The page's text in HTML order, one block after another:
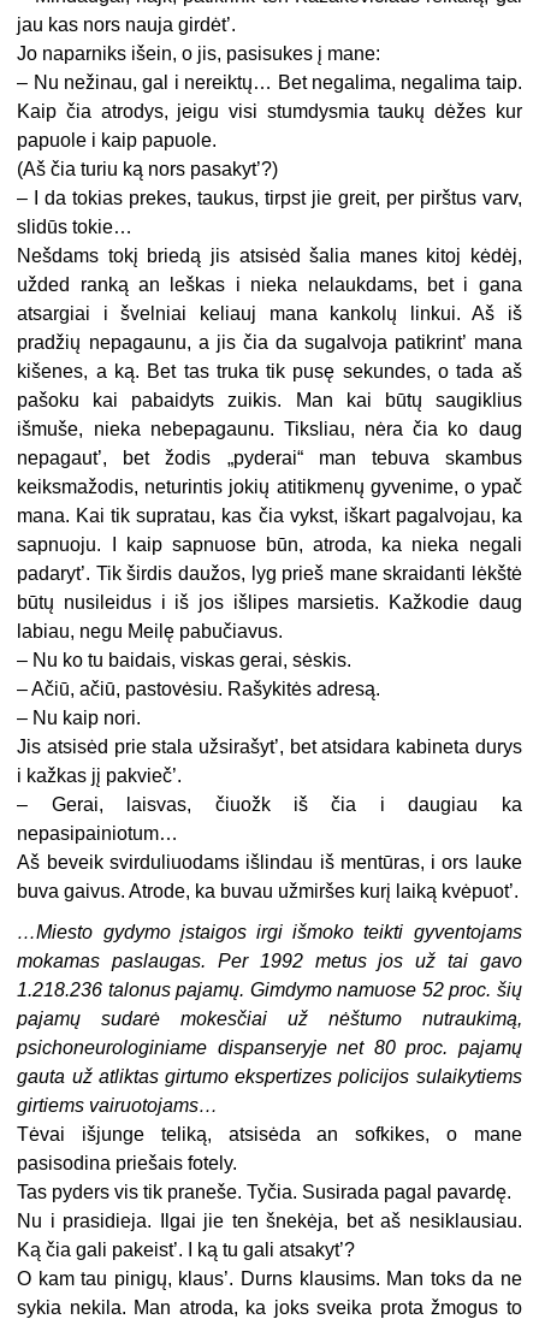
jau kas nors nauja girdėt’.
Jo naparniks išein, o jis, pasisukes į mane:
– Nu nežinau, gal i nereiktų… Bet negalima, negalima taip.
Kaip čia atrodys, jeigu visi stumdysmia taukų dėžes kur
papuole i kaip papuole.
(Aš čia turiu ką nors pasakyt’?)
– I da tokias prekes, taukus, tirpst jie greit, per pirštus varv,
slidūs tokie…
Nešdams tokį briedą jis atsisėd šalia manes kitoj kėdėj,
užded ranką an leškas i nieka nelaukdams, bet i gana
atsargiai i švelniai keliauj mana kankolų linkui. Aš iš
pradžių nepagaunu, a jis čia da sugalvoja patikrint’ mana
kišenes, a ką. Bet tas truka tik pusę sekundes, o tada aš
pašoku kai pabaidyts zuikis. Man kai būtų saugiklius
išmuše, nieka nebepagaunu. Tiksliau, nėra čia ko daug
nepagaut’, bet žodis „pyderai“ man tebuva skambus
keiksmažodis, neturintis jokių atitikmenų gyvenime, o ypač
mana. Kai tik supratau, kas čia vykst, iškart pagalvojau, ka
sapnuoju. I kaip sapnuose būn, atroda, ka nieka negali
padaryt’. Tik širdis daužos, lyg prieš mane skraidanti lėkštė
būtų nusileidus i iš jos išlipes marsietis. Kažkodie daug
labiau, negu Meilę pabučiavus.
– Nu ko tu baidais, viskas gerai, sėskis.
– Ačiū, ačiū, pastovėsiu. Rašykitės adresą.
– Nu kaip nori.
Jis atsisėd prie stala užsirašyt’, bet atsidara kabineta durys
i kažkas jį pakvieč’.
– Gerai, laisvas, čiuožk iš čia i daugiau ka
nepasipainiotum…
Aš beveik svirduliuodams išlindau iš mentūras, i ors lauke
buva gaivus. Atrode, ka buvau užmiršes kurį laiką kvėpuot’.
…Miesto gydymo įstaigos irgi išmoko teikti gyventojams
mokamas paslaugas. Per 1992 metus jos už tai gavo
1.218.236 talonus pajamų. Gimdymo namuose 52 proc. šių
pajamų sudarė mokesčiai už nėštumo nutraukimą,
psichoneurologiniame dispanseryje net 80 proc. pajamų
gauta už atliktas girtumo ekspertizes policijos sulaikytiems
girtiems vairuotojams…
Tėvai išjunge teliką, atsisėda an sofkikes, o mane
pasisodina priešais fotely.
Tas pyders vis tik praneše. Tyčia. Susirada pagal pavardę.
Nu i prasidieja. Ilgai jie ten šnekėja, bet aš nesiklausiau.
Ką čia gali pakeist’. I ką tu gali atsakyt’?
O kam tau pinigų, klaus’. Durns klausims. Man toks da ne
sykia nekila. Man atroda, ka joks sveika prota žmogus to